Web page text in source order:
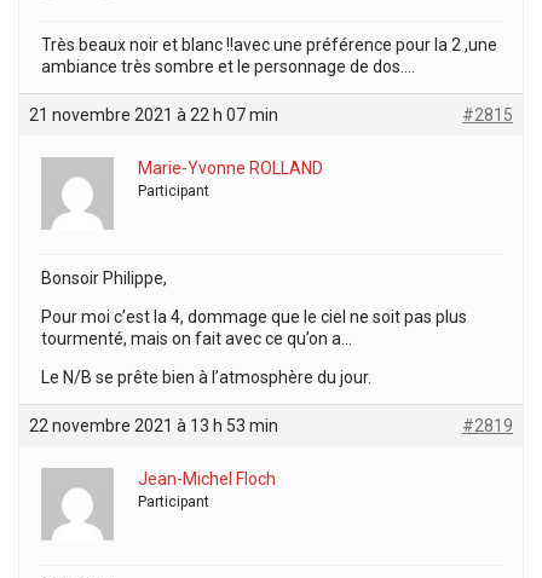
Très beaux noir et blanc !!avec une préférence pour la 2 ,une
ambiance très sombre et le personnage de dos….
21 novembre 2021 à 22 h 07 min #2815
Marie-Yvonne ROLLAND
Participant
Bonsoir Philippe,
Pour moi c’est la 4, dommage que le ciel ne soit pas plus
tourmenté, mais on fait avec ce qu’on a…
Le N/B se prête bien à l’atmosphère du jour.
22 novembre 2021 à 13 h 53 min #2819
Jean-Michel Floch
Participant